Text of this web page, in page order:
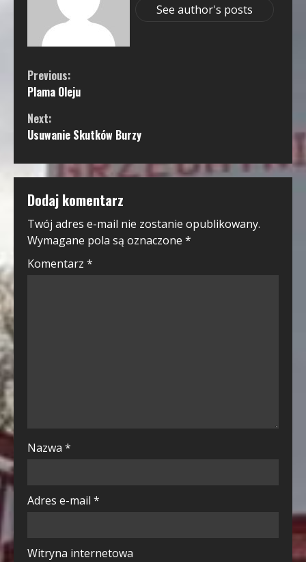
See author's posts
Continue
Reading
Previous:
Plama Oleju
Next:
Usuwanie Skutków Burzy
Dodaj komentarz
Twój adres e-mail nie zostanie opublikowany.
Wymagane pola są oznaczone *
Komentarz *
Nazwa *
Adres e-mail *
Witryna internetowa